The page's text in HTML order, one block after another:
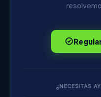
¿NECESITAS